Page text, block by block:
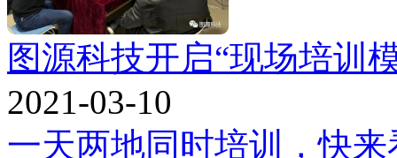
图源科技开启“现场培训
2021-03-10
一天两地同时培训，快